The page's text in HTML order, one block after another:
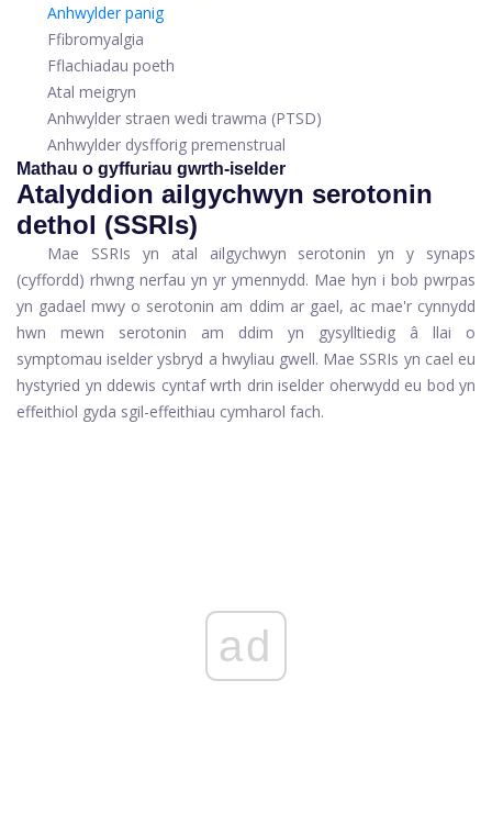
Anhwylder panig
Ffibromyalgia
Fflachiadau poeth
Atal meigryn
Anhwylder straen wedi trawma (PTSD)
Anhwylder dysfforig premenstrual
Mathau o gyffuriau gwrth-iselder
Atalyddion ailgychwyn serotonin
dethol (SSRIs)
Mae SSRIs yn atal ailgychwyn serotonin yn y synaps
(cyffordd) rhwng nerfau yn yr ymennydd. Mae hyn i bob pwrpas
yn gadael mwy o serotonin am ddim ar gael, ac mae'r cynnydd
hwn mewn serotonin am ddim yn gysylltiedig â llai o
symptomau iselder ysbryd a hwyliau gwell. Mae SSRIs yn cael eu
hystyried yn ddewis cyntaf wrth drin iselder oherwydd eu bod yn
effeithiol gyda sgil-effeithiau cymharol fach.
ad